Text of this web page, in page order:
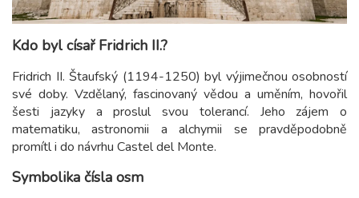
Kdo byl císař Fridrich II.?
Fridrich II. Štaufský (1194-1250) byl výjimečnou osobností
své doby. Vzdělaný, fascinovaný vědou a uměním, hovořil
šesti jazyky a proslul svou tolerancí. Jeho zájem o
matematiku, astronomii a alchymii se pravděpodobně
promítl i do návrhu Castel del Monte.
Symbolika čísla osm